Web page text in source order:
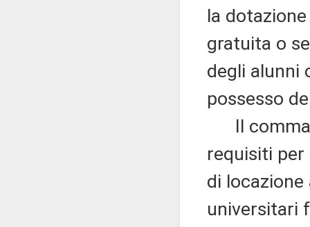
la
gratuita o
degli alunni
possesso
Il
requisiti
di
universitari